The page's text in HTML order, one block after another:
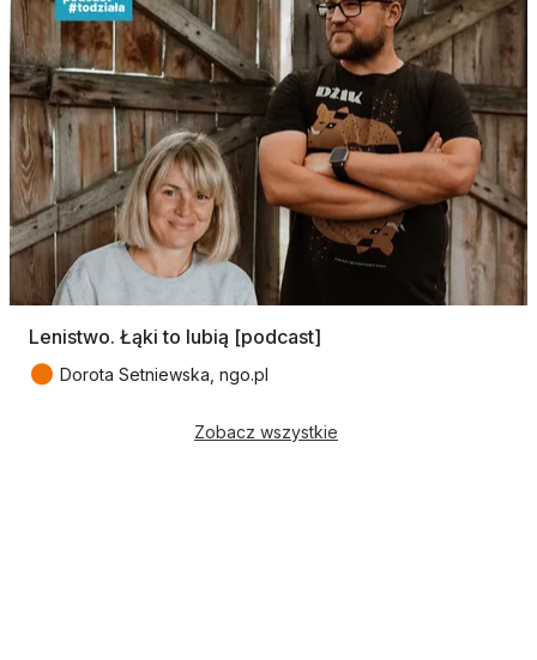
Lenistwo. Łąki to lubią [podcast]
● Dorota Setniewska, ngo.pl
Zobacz wszystkie